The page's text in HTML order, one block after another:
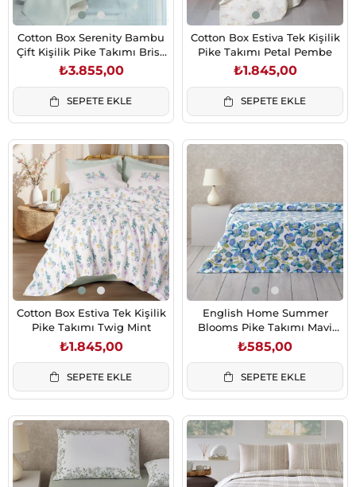
Cotton Box Serenity Bambu
Çift Kişilik Pike Takımı Brisa
Mint
₺3.855,00
SEPETE EKLE
Cotton Box Estiva Tek Kişilik
Pike Takımı Petal Pembe
₺1.845,00
SEPETE EKLE
Cotton Box Estiva Tek Kişilik
Pike Takımı Twig Mint
₺1.845,00
SEPETE EKLE
English Home Summer
Blooms Pike Takımı Mavi
150x220 cm
₺585,00
SEPETE EKLE